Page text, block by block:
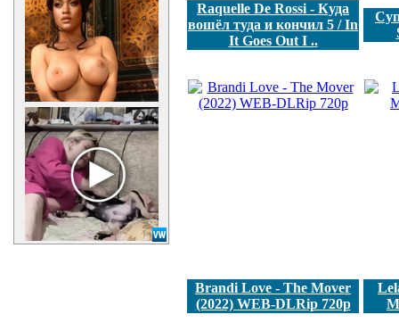
Raquelle De Rossi - Куда
вошёл туда и кончил 5 / In
It Goes Out I ..
Brandi Love - The Mover
(2022) WEB-DLRip 720p